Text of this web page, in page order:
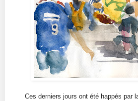
Ces derniers jours ont été happés par